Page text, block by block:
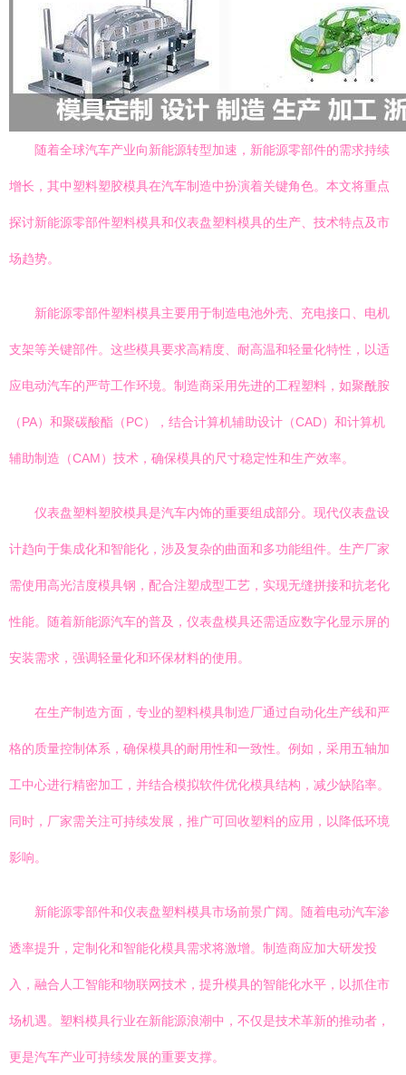
随着全球汽车产业向新能源转型加速，新能源零部件的需求持续
增长，其中塑料塑胶模具在汽车制造中扮演着关键角色。本文将重点
探讨新能源零部件塑料模具和仪表盘塑料模具的生产、技术特点及市
场趋势。
新能源零部件塑料模具主要用于制造电池外壳、充电接口、电机
支架等关键部件。这些模具要求高精度、耐高温和轻量化特性，以适
应电动汽车的严苛工作环境。制造商采用先进的工程塑料，如聚酰胺
（PA）和聚碳酸酯（PC），结合计算机辅助设计（CAD）和计算机
辅助制造（CAM）技术，确保模具的尺寸稳定性和生产效率。
仪表盘塑料塑胶模具是汽车内饰的重要组成部分。现代仪表盘设
计趋向于集成化和智能化，涉及复杂的曲面和多功能组件。生产厂家
需使用高光洁度模具钢，配合注塑成型工艺，实现无缝拼接和抗老化
性能。随着新能源汽车的普及，仪表盘模具还需适应数字化显示屏的
安装需求，强调轻量化和环保材料的使用。
在生产制造方面，专业的塑料模具制造厂通过自动化生产线和严
格的质量控制体系，确保模具的耐用性和一致性。例如，采用五轴加
工中心进行精密加工，并结合模拟软件优化模具结构，减少缺陷率。
同时，厂家需关注可持续发展，推广可回收塑料的应用，以降低环境
影响。
新能源零部件和仪表盘塑料模具市场前景广阔。随着电动汽车渗
透率提升，定制化和智能化模具需求将激增。制造商应加大研发投
入，融合人工智能和物联网技术，提升模具的智能化水平，以抓住市
场机遇。塑料模具行业在新能源浪潮中，不仅是技术革新的推动者，
更是汽车产业可持续发展的重要支撑。